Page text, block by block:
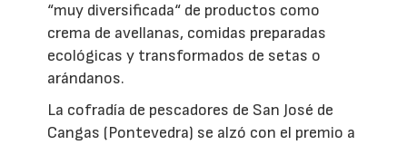
“muy diversificada“ de productos como
crema de avellanas, comidas preparadas
ecológicas y transformados de setas o
arándanos.
La cofradía de pescadores de San José de
Cangas (Pontevedra) se alzó con el premio a